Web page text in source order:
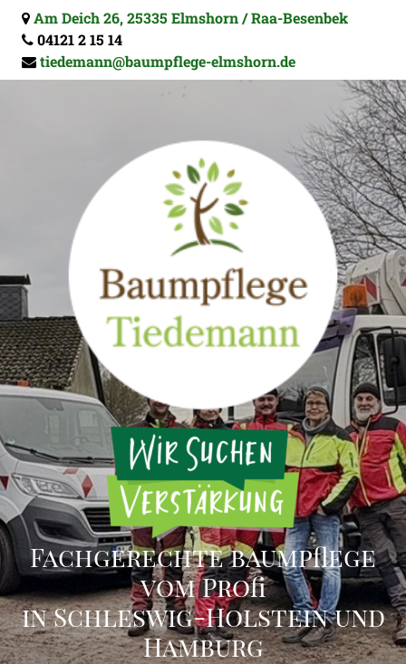
Am Deich 26,25335 Elmshorn / Raa-Besenbek
04121 2 15 14
tiedemann@baumpflege-elmshorn.de
Fachgerechte baumpflege
vom Profi
in Schleswig-Holstein und
Hamburg